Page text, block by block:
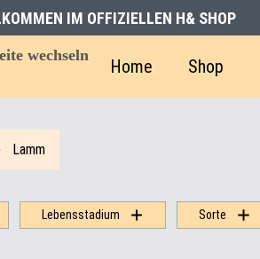
IM OFFIZIELLEN H& SHOP
Home Shop
Lamm
Lebensstadium Sorte